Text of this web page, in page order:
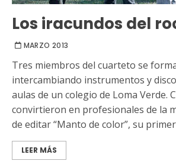
Los iracundos del
MARZO 2013
Tres miembros del cuarteto se
intercambiando instrumentos y
aulas de un colegio de Loma Verde.
convirtieron en profesionales de la
de editar “Manto de color”, su primer
LEER MÁS